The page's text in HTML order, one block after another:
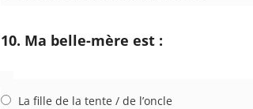
10. Ma belle-mère est :
La fille de la tente / de l’oncle